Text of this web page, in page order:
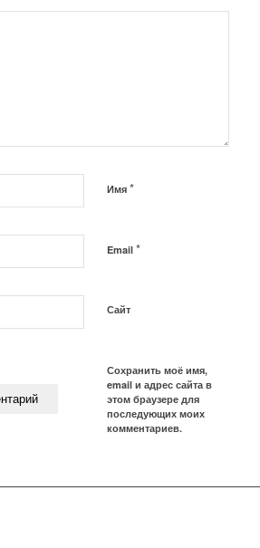
Имя *
Email *
Сайт
Сохранить моё имя,
email и адрес сайта в
этом браузере для
последующих моих
комментариев.